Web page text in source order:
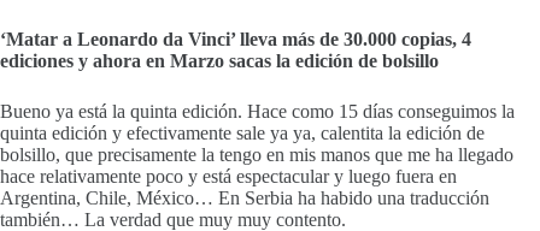
‘Matar a Leonardo da Vinci’ lleva más de 30.000 copias, 4
ediciones y ahora en Marzo sacas la edición de bolsillo
Bueno ya está la quinta edición. Hace como 15 días conseguimos la
quinta edición y efectivamente sale ya ya, calentita la edición de
bolsillo, que precisamente la tengo en mis manos que me ha llegado
hace relativamente poco y está espectacular y luego fuera en
Argentina, Chile, México… En Serbia ha habido una traducción
también… La verdad que muy muy contento.